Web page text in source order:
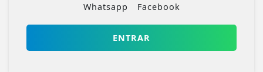
Whatsapp Facebook
ENTRAR